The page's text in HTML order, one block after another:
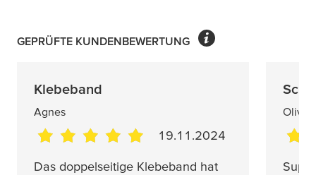
GEPRÜFTE KUNDENBEWERTUNG
Klebeband
Agnes
19.11.2024
Das doppelseitige Klebeband hat
Oliver